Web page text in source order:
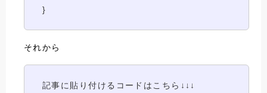
}
それから
記事に貼り付けるコードはこちら↓↓↓